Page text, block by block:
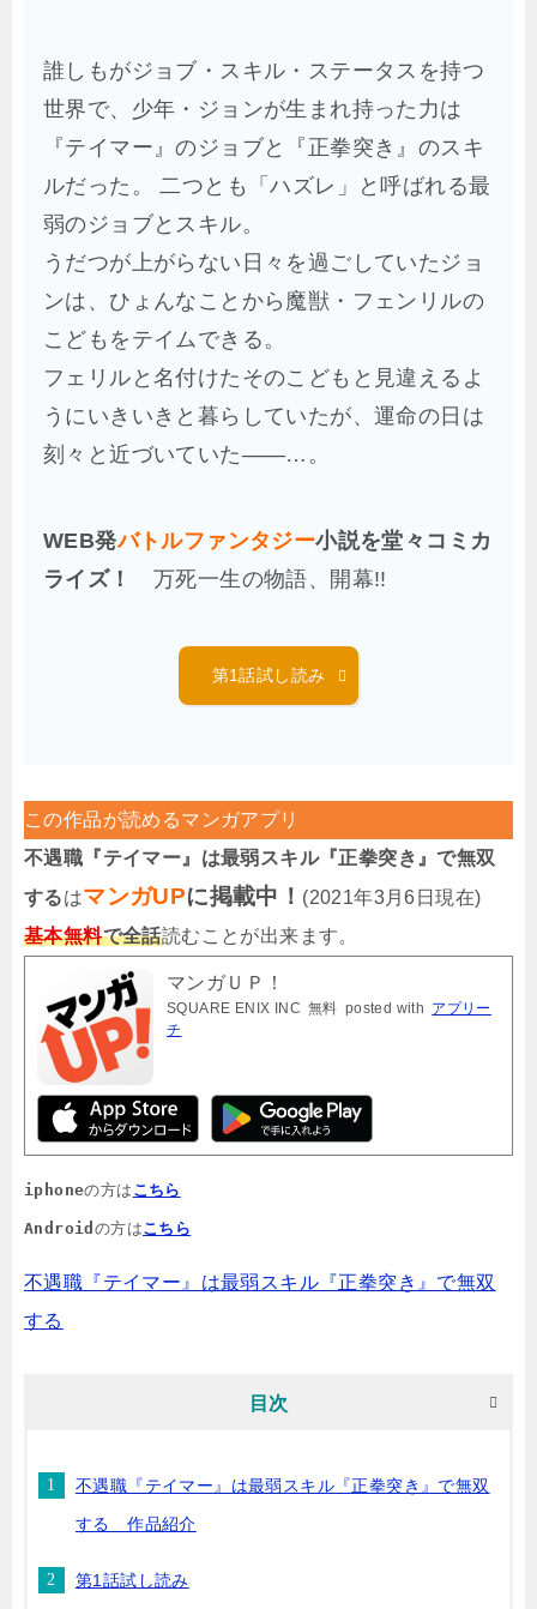
誰しもがジョブ・スキル・ステータスを持つ
世界で、少年・ジョンが生まれ持った力は
『テイマー』のジョブと『正拳突き』のスキ
ルだった。 二つとも「ハズレ」と呼ばれる最
弱のジョブとスキル。
うだつが上がらない日々を過ごしていたジョ
ンは、ひょんなことから魔獣・フェンリルの
こどもをテイムできる。
フェリルと名付けたそのこどもと見違えるよ
うにいきいきと暮らしていたが、運命の日は
刻々と近づいていた――…。
WEB発バトルファンタジー小説を堂々コミカ
ライズ！
万死一生の物語、開幕!!
第1話試し読み
この作品が読めるマンガアプリ
不遇職『テイマー』は最弱スキル『正拳突き』で無双
するはマンガUPに掲載中！ (2021年3月6日現在)
基本無料で全話読むことが出来ます。
マンガＵＰ！
SQUARE ENIX INC 無料 posted with アプリー
チ
iphoneの方は こちら
Android の方はこちら
不遇職『テイマー』は最弱スキル『正拳突き』で無双
する
目次
不遇職『テイマー』は最弱スキル『正拳突き』で無双
する 作品紹介
第1話試し読み